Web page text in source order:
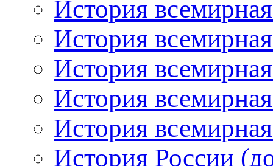
История
История
История
История
История
История России